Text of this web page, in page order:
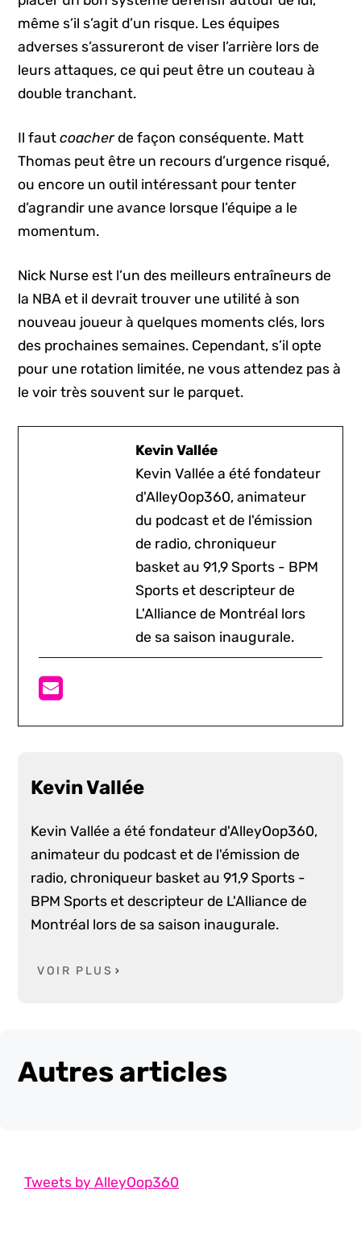
même s’il s’agit d’un risque. Les équipes
adverses s’assureront de viser l’arrière lors de
leurs attaques, ce qui peut être un couteau à
double tranchant.
Il fautcoacherde façon conséquente. Matt
Thomas peut être un recours d’urgence risqué,
ou encore un outil intéressant pour tenter
d’agrandir une avance lorsque l’équipe a le
momentum.
Nick Nurse est l’un des meilleurs entraîneurs de
la NBA et il devrait trouver une utilité à son
nouveau joueur à quelques moments clés, lors
des prochaines semaines. Cependant, s’il opte
pour une rotation limitée, ne vous attendez pas à
le voir très souvent sur le parquet.
Kevin Vallée
Kevin Vallée a été fondateur
d'AlleyOop360, animateur
du podcast et de l'émission
de radio, chroniqueur
basket au 91,9 Sports - BPM
Sports et descripteur de
L'Alliance de Montréal lors
de sa saison inaugurale.
Kevin Vallée
Kevin Vallée a été fondateur d'AlleyOop360,
animateur du podcast et de l'émission de
radio, chroniqueur basket au 91,9 Sports -
BPM Sports et descripteur de L'Alliance de
Montréal lors de sa saison inaugurale.
VOIR PLUS
Autres articles
Tweets by AlleyOop360